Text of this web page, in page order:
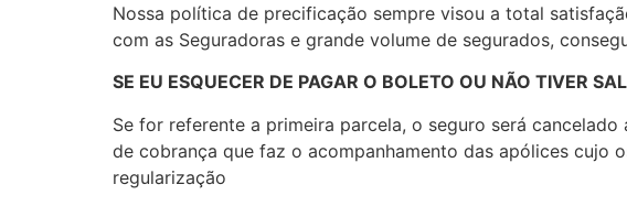
Nossa política de precificação sempre visou a total
com as Seguradoras e grande volume de segurados,
SE EU ESQUECER DE PAGAR O BOLETO OU NÃO TIVER
Se for referente a primeira parcela, o seguro será
de cobrança que faz o acompanhamento das apólices cujo
regularização